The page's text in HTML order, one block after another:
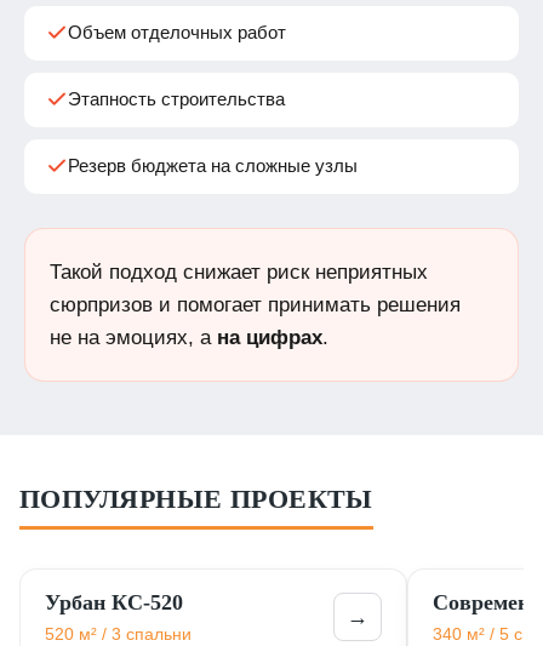
Объем отделочных работ
Этапность строительства
Резерв бюджета на сложные узлы
Такой подход снижает риск неприятных
сюрпризов и помогает принимать решения
не на эмоциях, а на цифрах
ПОПУЛЯРНЫЕ ПРОЕКТЫ
Урбан КС-520
520 м² / 3 спальни
→
340 м² / 5